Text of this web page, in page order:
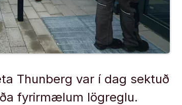
Thunberg var í dag sektuð
fyrirmælum lögreglu.